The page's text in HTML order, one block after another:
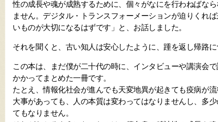
性の成長や魂が成熟するために、個々がなにを行わねばな
ません。デジタル・トランスフォーメーションが迫りくれ
いものが大切になるはずです」と、お話しました。
それを聞くと、古い知人は安心したように、踵を返し帰路
この本は、まだ僕が二十代の時に、インタビューや講演会
かかってまとめた一冊です。
たとえ、情報化社会が進んでも天変地異が起きても疫病が
大事があっても、人の本質は変わってはなりませんし、多
てもなりません。